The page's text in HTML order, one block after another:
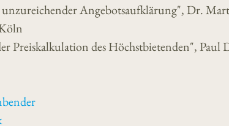
unzureichender Angebotsaufklärung", Dr.
Preiskalkulation des Höchstbietenden", Paul